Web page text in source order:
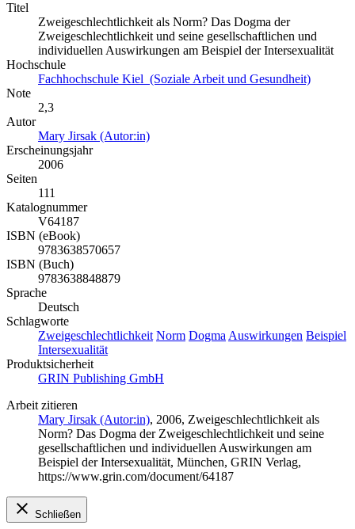
Titel
Zweigeschlechtlichkeit als Norm? Das Dogma der
Zweigeschlechtlichkeit und seine gesellschaftlichen und
individuellen Auswirkungen am Beispiel der Intersexualität
Hochschule
Fachhochschule Kiel (Soziale Arbeit und Gesundheit)
Note
2,3
Autor
Mary Jirsak (Autor:in)
Erscheinungsjahr
2006
Seiten
111
Katalognummer
V64187
ISBN (eBook)
9783638570657
ISBN (Buch)
9783638848879
Sprache
Deutsch
Schlagworte
Zweigeschlechtlichkeit Norm Dogma Auswirkungen Beispiel
Intersexualität
Produktsicherheit
GRIN Publishing GmbH
Arbeit zitieren
Mary Jirsak (Autor:in), 2006, Zweigeschlechtlichkeit als
Norm? Das Dogma der Zweigeschlechtlichkeit und seine
gesellschaftlichen und individuellen Auswirkungen am
Beispiel der Intersexualität, München, GRIN Verlag,
https://www.grin.com/document/64187
Schließen